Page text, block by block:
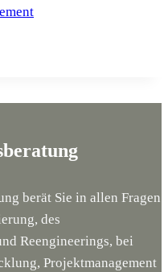
berät Sie in allen Fragen
des
Reengineerings, bei
Projektmanagement